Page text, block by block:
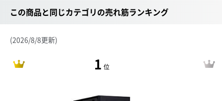
この商品と同じカテゴリの売れ筋ランキング
(2026/8/8更新)
1 位